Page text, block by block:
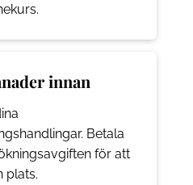
innan
Betala
för att
plats.